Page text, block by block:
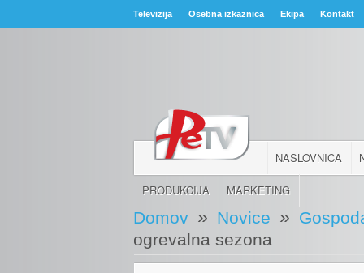
Televizija Osebna izkaznica Ekipa Kontakt
NASLOVNICA
PRODUKCIJA MARKETING
Domov » Novice »
ogrevalna sezona